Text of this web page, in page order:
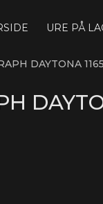
URE PÅ
DAYTONA